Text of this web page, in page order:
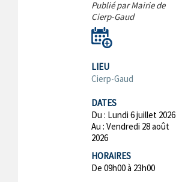
Publié par Mairie de
Cierp-Gaud
LIEU
Cierp-Gaud
DATES
Du : Lundi 6 juillet 2026
Au :Vendredi 28 août
2026
HORAIRES
De 09h00 à 23h00